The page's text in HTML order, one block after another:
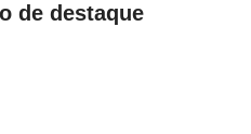
de destaque